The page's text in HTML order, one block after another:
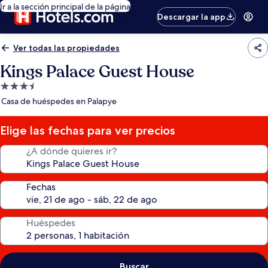
Ir a la sección principal de la página
Descargar la app
Ver todas las propiedades
Kings Palace Guest House
Propiedad
de
estrellas
Casa de huéspedes en Palapye
Elige las fechas para ver precios
¿A dónde quieres ir?
Fechas
Huéspedes